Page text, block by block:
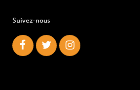
Suivez-nous